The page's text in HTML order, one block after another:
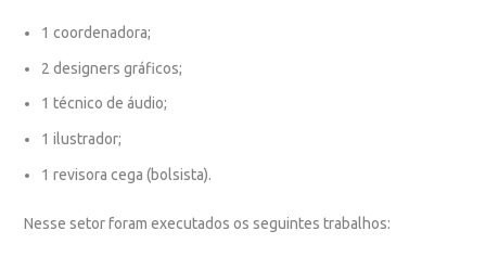
1 coordenadora;
2 designers gráficos;
1 técnico de áudio;
1 ilustrador;
1 revisora cega (bolsista).
Nesse setor foram executados os seguintes trabalhos: